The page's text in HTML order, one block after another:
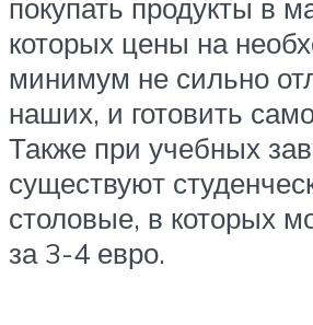
покупать продукты в
которых цены на
минимум не сильно
наших, и готовить
Также при учебных
существуют
столовые, в которых
за 3-4 евро.